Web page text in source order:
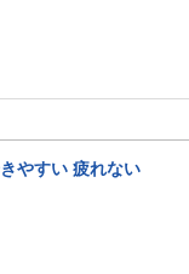
やすい 疲れない